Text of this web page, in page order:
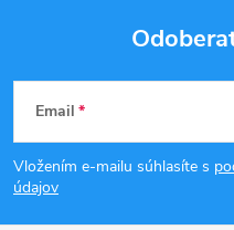
Z
á
p
Email
Vložením e-mailu súhlasíte s
údajov